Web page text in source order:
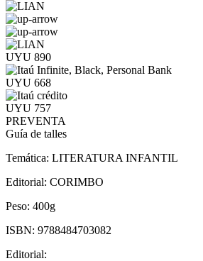
UYU 890
UYU 668
UYU 757
PREVENTA
Guía de talles
Temática: LITERATURA INFANTIL
Editorial: CORIMBO
Peso: 400g
ISBN: 9788484703082
Editorial: